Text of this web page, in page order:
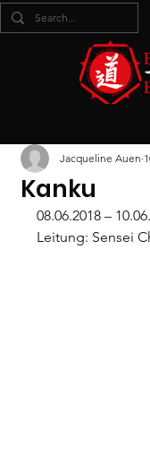
Kanku
Jacqueline Auen
08.06.2018 –
Leitung: Sensei